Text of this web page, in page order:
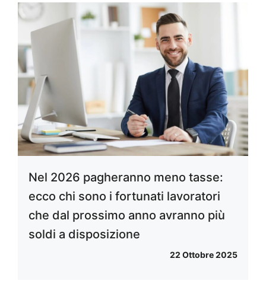
Nel 2026 pagheranno meno tasse:
ecco chi sono i fortunati lavoratori
che dal prossimo anno avranno più
soldi a disposizione
22 Ottobre 2025